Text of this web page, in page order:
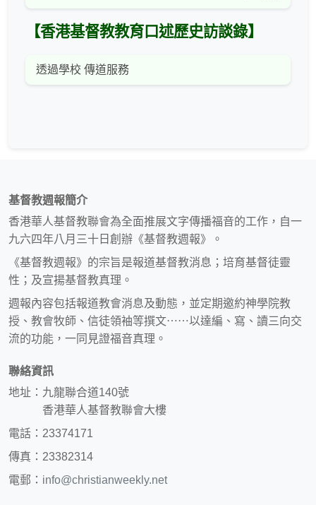
【香港基督教教育口述歷史訪談錄】
透過學校 傳道服務
基督教週報簡介
香港華人基督教聯會為全面推展文字傳播福音的工作，自一
九六四年八月三十日創辦《基督教週報》。
《基督教週報》的宗旨是報道基督教消息；培育基督徒靈
性；及宣揚基督教真理。
週報內容包括報道教會消息及動態，並定期邀約神學院教
授、教會牧師、信徒領袖等撰文⋯⋯以達編、寫、讀三向交
流的功能，一同見證福音真理。
聯絡資訊
地址：九龍聯合道140號
香港華人基督教聯會大樓
電話：23374171
傳真：23382314
電郵： info@christianweekly.net